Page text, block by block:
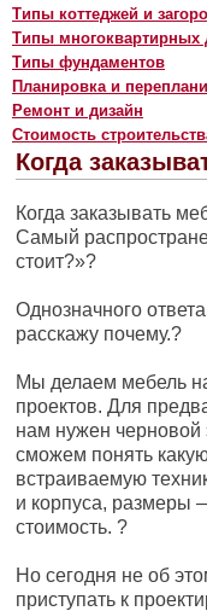
Типы коттеджей и
Типы многоквартирных
Типы фундаментов
Планировка и
Ремонт и дизайн
Стоимость
Когда
Когда заказывать
Самый
стоит?»?
Однозначного
расскажу почему.?
Мы делаем мебель
проектов. Для
нам нужен черновой
сможем понять
встраиваемую
и корпуса, размеры
стоимость. ?
Но сегодня не об
приступать к